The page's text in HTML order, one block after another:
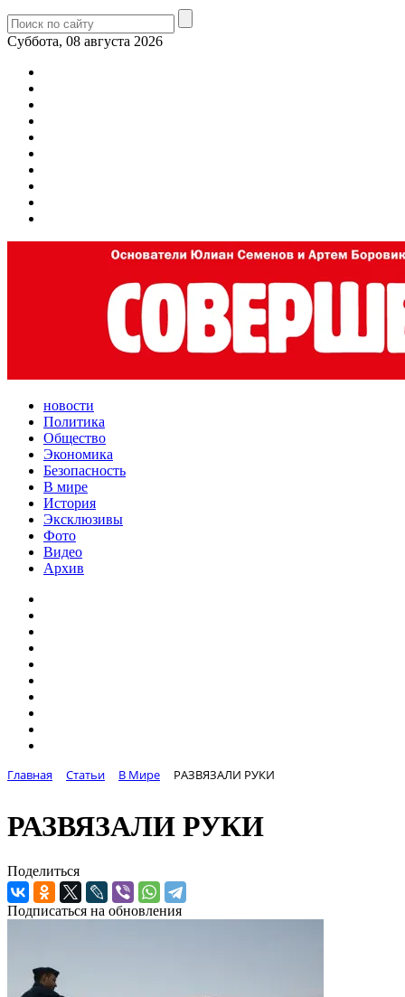
Суббота, 08 августа 2026
новости
Политика
Общество
Экономика
Безопасность
В мире
История
Эксклюзивы
Фото
Видео
Архив
Главная Статьи В Мире РАЗВЯЗАЛИ РУКИ
РАЗВЯЗАЛИ РУКИ
Поделиться
Подписаться на обновления